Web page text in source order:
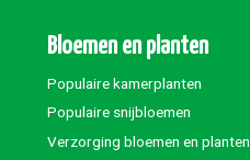
Bloemen en planten
Populaire kamerplanten
Populaire snijbloemen
Verzorging bloemen en planten